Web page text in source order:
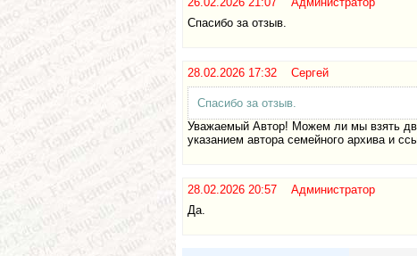
Спасибо за отзыв.
28.02.2026 17:32 Сергей
Спасибо за отзыв.
Уважаемый Автор! Можем ли мы взять
указанием автора семейного архива и
28.02.2026 20:57 Администратор
Да.